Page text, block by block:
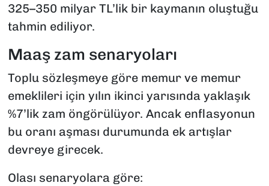
325–350 milyar TL’lik bir kaymanın oluştuğu
tahmin ediliyor.
Maaş zam senaryoları
Toplu sözleşmeye göre memur ve memur
emeklileri için yılın ikinci yarısında yaklaşık
%7’lik zam öngörülüyor. Ancak enflasyonun
bu oranı aşması durumunda ek artışlar
devreye girecek.
Olası senaryolara göre: